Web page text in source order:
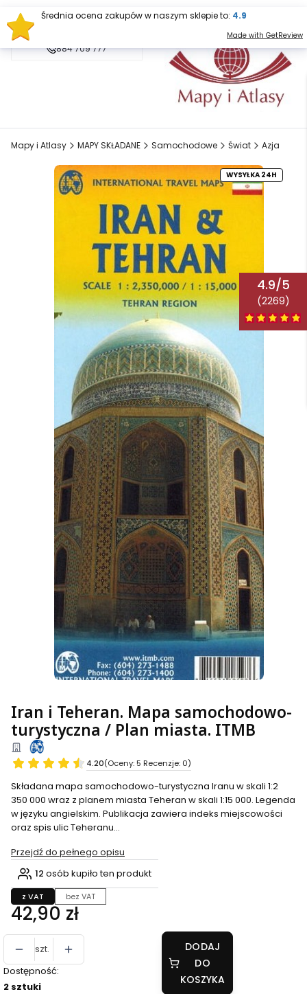
sklep@mapy.net.pl
884 709 777
Mapy i Atlasy MAPY SKŁADANE Samochodowe Świat Azja
WYSYŁKA 24H
Iran i Teheran. Mapa samochodowo-
turystyczna / Plan miasta. ITMB
4.20(Oceny: 5 Recenzje: 0)
Składana mapa samochodowo-turystyczna Iranu w skali 1:2
350 000 wraz z planem miasta Teheran w skali 1:15 000. Legenda
w języku angielskim. Publikacja zawiera indeks miejscowości
oraz spis ulic Teheranu...
Przejdź do pełnego opisu
12 osób kupiło ten produkt
z VAT bez VAT
Cena
42,90 zł
szt.
Dostępność:
2 sztuki
DODAJ
DO
KOSZYKA
4.9/5
(2269)
Średnia ocena zakupów w naszym sklepie to: 4.9
Made with GetReview